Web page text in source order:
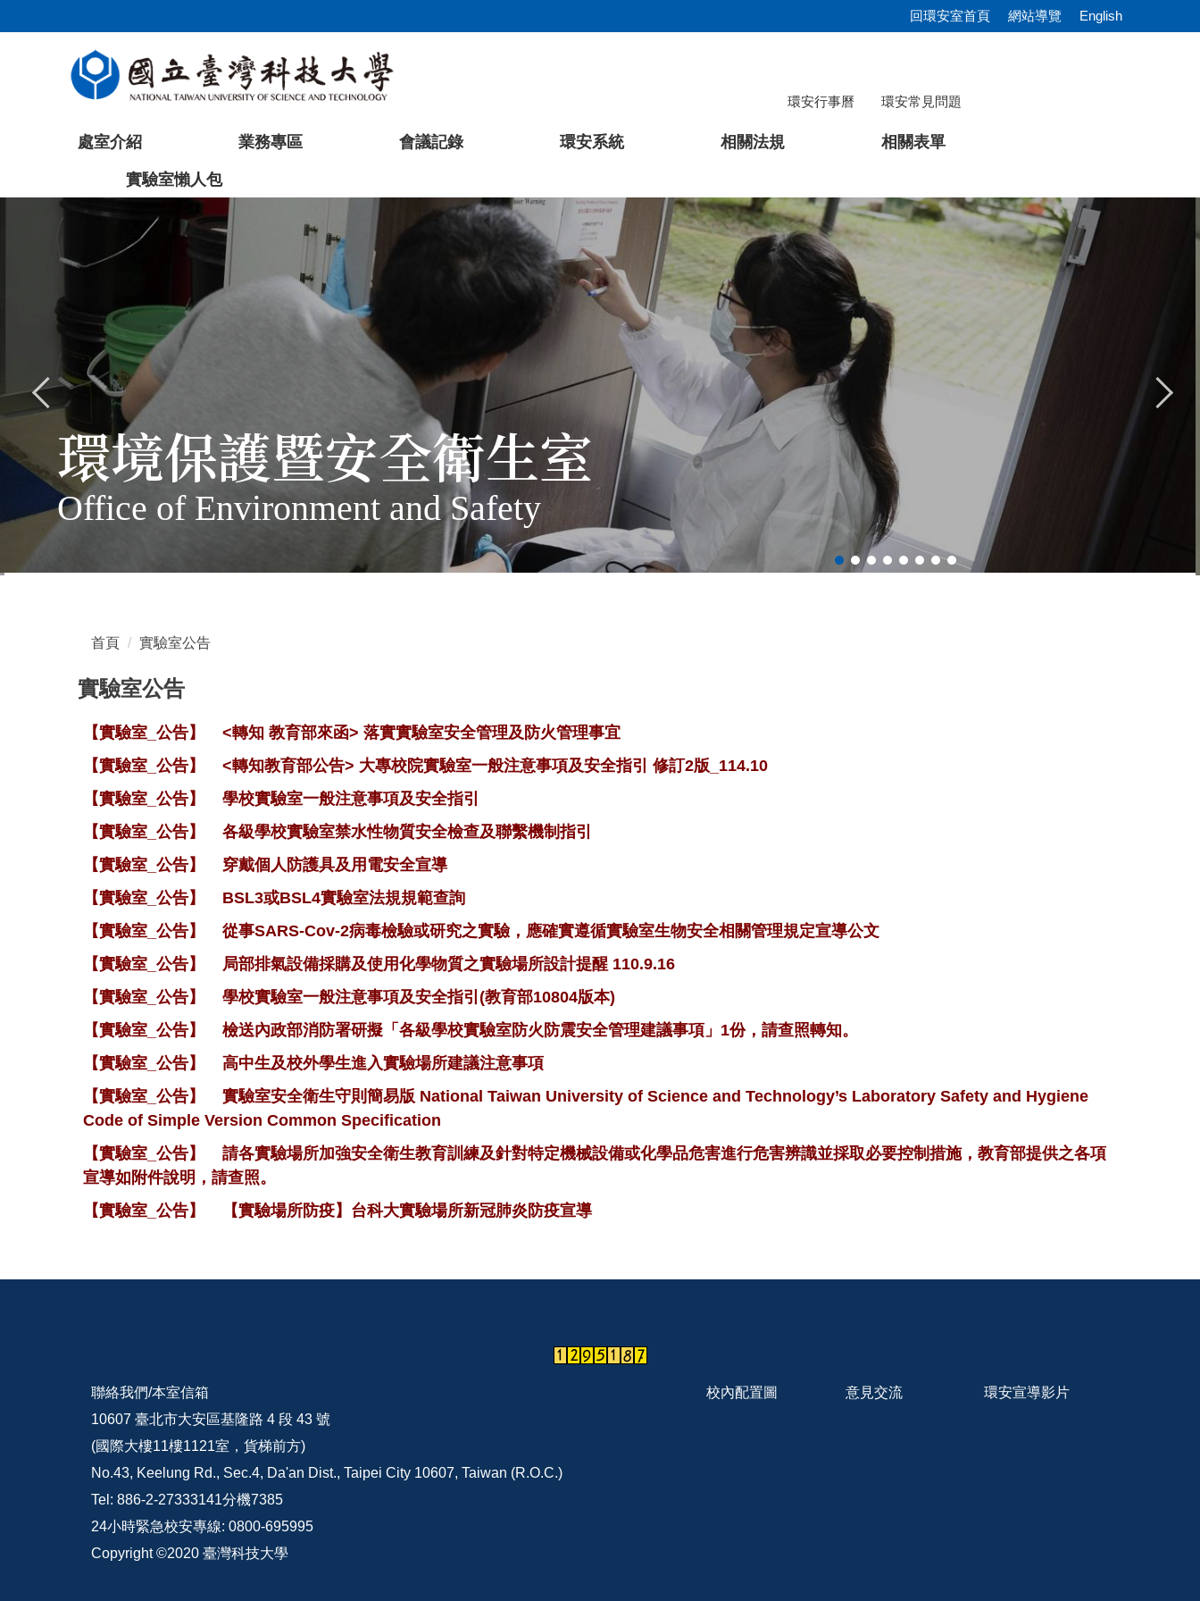
到
回環安室首頁 網站導覽 English
環安行事曆 環安常見問題
處室介紹 業務專區 會議記錄 環安系統 相關法規 相關表單
實驗室懶人包
環境保護暨安全衛生室
Office of Environment and Safety
首頁 實驗室公告
實驗室公告
【實驗室_公告】
<轉知 教育部來函> 落實實驗室安全管理及防火管理事宜
【實驗室_公告】
<轉知教育部公告> 大專校院實驗室一般注意事項及安全指引 修訂2版_114.10
【實驗室_公告】
學校實驗室一般注意事項及安全指引
【實驗室_公告】
各級學校實驗室禁水性物質安全檢查及聯繫機制指引
【實驗室_公告】
穿戴個人防護具及用電安全宣導
【實驗室_公告】
BSL3或BSL4實驗室法規規範查詢
【實驗室_公告】
從事SARS-Cov-2病毒檢驗或研究之實驗，應確實遵循實驗室生物安全相關管理規定宣導公文
【實驗室_公告】
局部排氣設備採購及使用化學物質之實驗場所設計提醒 110.9.16
【實驗室_公告】
學校實驗室一般注意事項及安全指引(教育部10804版本)
【實驗室_公告】
檢送內政部消防署研擬「各級學校實驗室防火防震安全管理建議事項」1份，請查照轉知。
【實驗室_公告】
高中生及校外學生進入實驗場所建議注意事項
【實驗室_公告】
實驗室安全衛生守則簡易版 National Taiwan University of Science and Technology’s Laboratory Safety and Hygiene
Code of Simple Version Common Specification
【實驗室_公告】
請各實驗場所加強安全衛生教育訓練及針對特定機械設備或化學品危害進行危害辨識並採取必要控制措施，教育部提供之各項
宣導如附件說明，請查照。
【實驗室_公告】
【實驗場所防疫】台科大實驗場所新冠肺炎防疫宣導
聯絡我們/本室信箱
10607 臺北市大安區基隆路 4 段 43 號
(國際大樓11樓1121室，貨梯前方)
No.43, Keelung Rd., Sec.4, Da'an Dist., Taipei City 10607, Taiwan (R.O.C.)
Tel: 886-2-27333141分機7385
24小時緊急校安專線: 0800-695995
Copyright ©2020 臺灣科技大學
校內配置圖 意見交流 環安宣導影片